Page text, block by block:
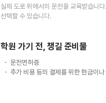
실제 도로 위에서의 운전을 교육받습니
선택할 수 있습니다.
학원 가기 전, 챙길 준비물
운전면허증
추가 비용 등의 결제를 위한 현금이나